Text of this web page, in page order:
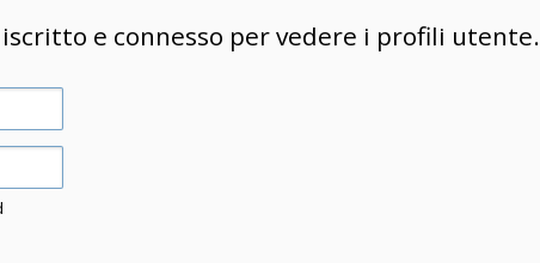
e connesso per vedere i profili utente.